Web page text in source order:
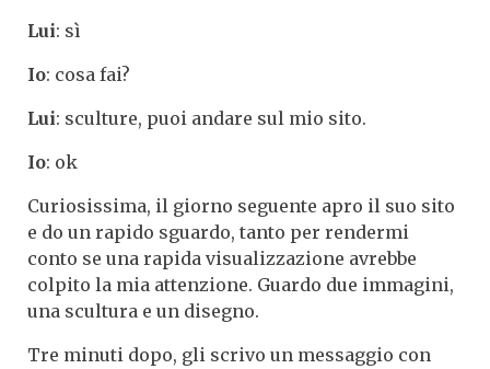
Lui: sì
Io: cosa fai?
Lui: sculture, puoi andare sul mio sito.
Io: ok
Curiosissima, il giorno seguente apro il suo sito
e do un rapido sguardo, tanto per rendermi
conto se una rapida visualizzazione avrebbe
colpito la mia attenzione. Guardo due immagini,
una scultura e un disegno.
Tre minuti dopo, gli scrivo un messaggio con